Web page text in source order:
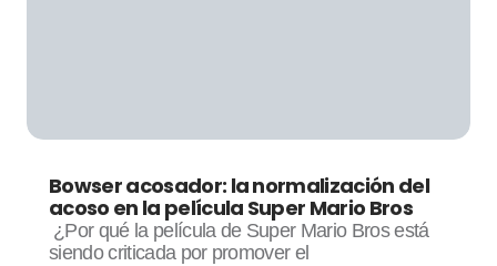
Bowser acosador: la normalización del
acoso en la película Super Mario Bros
¿Por qué la película de Super Mario Bros está
siendo criticada por promover el